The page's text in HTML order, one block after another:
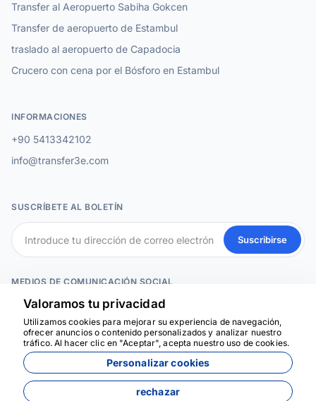
Transfer al Aeropuerto Sabiha Gokcen
Transfer de aeropuerto de Estambul
traslado al aeropuerto de Capadocia
Crucero con cena por el Bósforo en Estambul
INFORMACIONES
+90 5413342102
info@transfer3e.com
SUSCRÍBETE AL BOLETÍN
Suscribirse
MEDIOS DE COMUNICACIÓN SOCIAL
Valoramos tu privacidad
Utilizamos cookies para mejorar su experiencia de navegación,
ofrecer anuncios o contenido personalizados y analizar nuestro
tráfico. Al hacer clic en "Aceptar", acepta nuestro uso de cookies.
Personalizar cookies
rechazar
Estamos aquí para
ayudar